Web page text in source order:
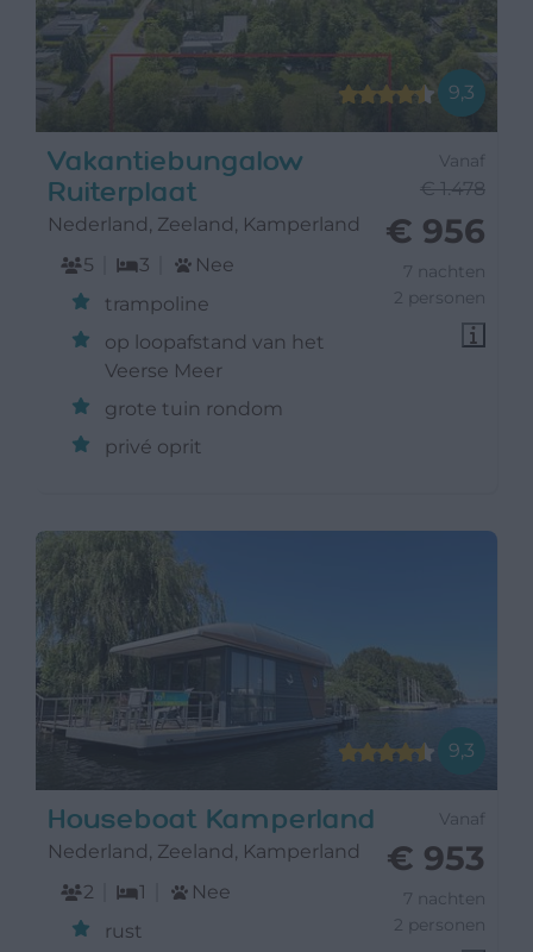
9,3
Vanaf
€ 1.478
€ 956
7 nachten
2 personen
Vakantiebungalow
Ruiterplaat
Nederland, Zeeland, Kamperland
5
3
Nee
trampoline
op loopafstand van het
Veerse Meer
grote tuin rondom
privé oprit
9,3
Vanaf
€ 953
7 nachten
2 personen
Houseboat Kamperland
Nederland, Zeeland, Kamperland
2
1
Nee
rust